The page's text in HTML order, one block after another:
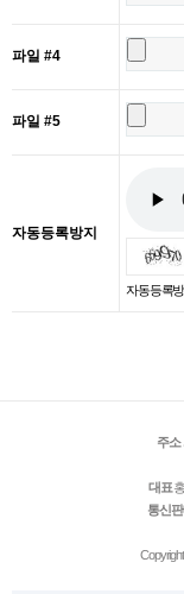
파일 #4
파일 #5
자동등록방지
자동등록
주소
대표
통신